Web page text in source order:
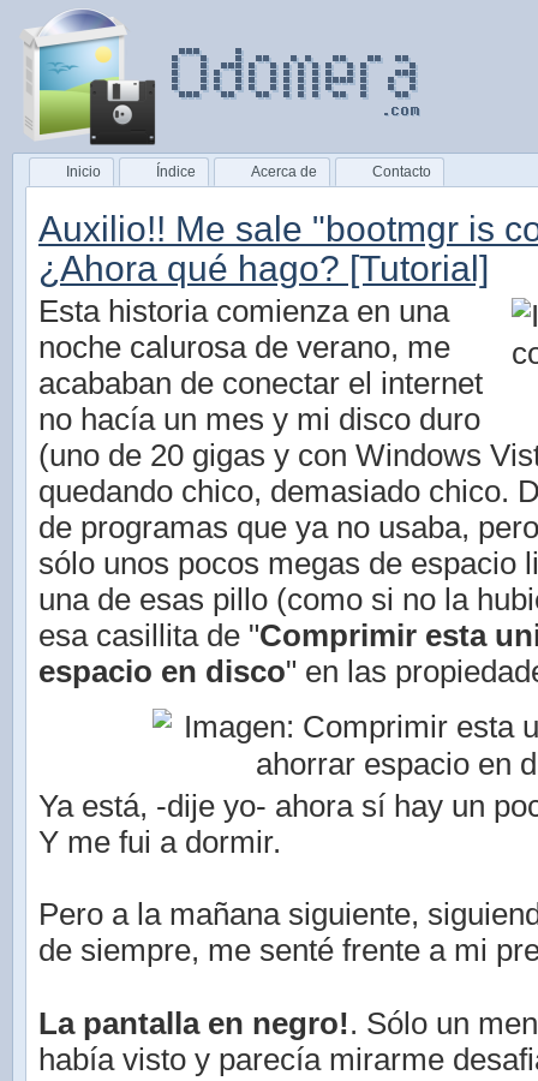
Inicio Índice Acerca de Contacto
Auxilio!! Me sale "bootmgr is
¿Ahora qué hago? [Tutorial]
Esta historia comienza en una
noche calurosa de verano, me
acababan de conectar el internet
no hacía un mes y mi disco duro
(uno de 20 gigas y con Windows
quedando chico, demasiado chico.
de programas que ya no usaba,
sólo unos pocos megas de espacio
una de esas pillo (como si no la
esa casillita de "Comprimir esta
espacio en disco" en las
Ya está, -dije yo- ahora sí hay un
Y me fui a dormir.
Pero a la mañana siguiente,
de siempre, me senté frente a mi
La pantalla en negro!. Sólo un
había visto y parecía mirarme